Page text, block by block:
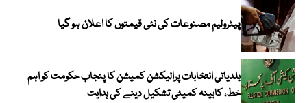
پیٹرولیم مصنوعات کی نئی قیمتوں کا اعلان ہو گیا
بلدیاتی انتخابات پرالیکشن کمیشن کا پنجاب حکومت کو اہم
خط، کابینہ کمیٹی تشکیل دینے کی ہدایت